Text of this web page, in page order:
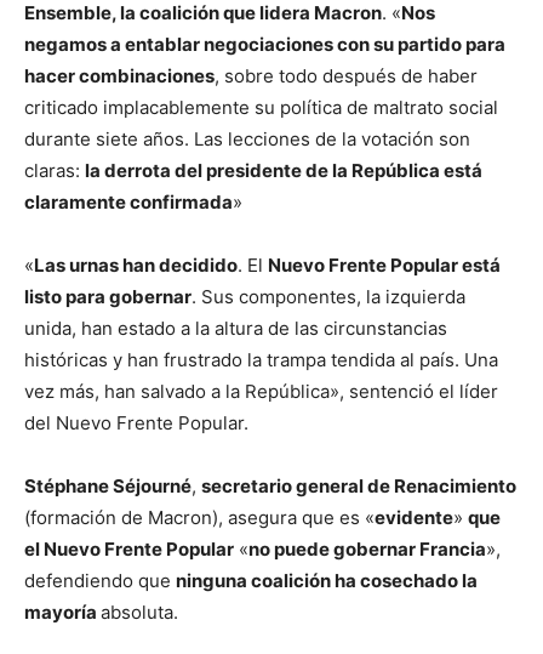
Ensemble, la coalición que lidera Macron. «Nos
negamos a entablar negociaciones con su partido para
hacer combinaciones, sobre todo después de haber
criticado implacablemente su política de maltrato social
durante siete años. Las lecciones de la votación son
claras: la derrota del presidente de la República está
claramente confirmada»
«Las urnas han decidido. El Nuevo Frente Popular está
listo para gobernar. Sus componentes, la izquierda
unida, han estado a la altura de las circunstancias
históricas y han frustrado la trampa tendida al país. Una
vez más, han salvado a la República», sentenció el líder
del Nuevo Frente Popular.
Stéphane Séjourné, secretario general de Renacimiento
(formación de Macron), asegura que es «evidente» que
el Nuevo Frente Popular «no puede gobernar Francia»,
defendiendo que ninguna coalición ha cosechado la
mayoría absoluta.